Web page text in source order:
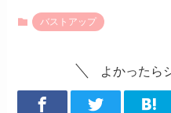
バストアップ
よかったら